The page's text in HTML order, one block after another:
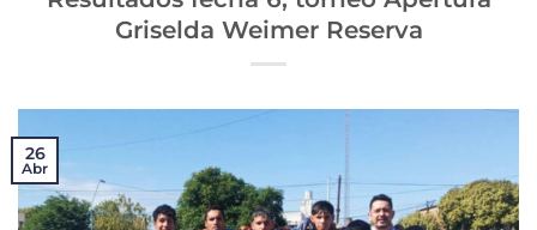
Griselda Weimer Reserva
26
Abr